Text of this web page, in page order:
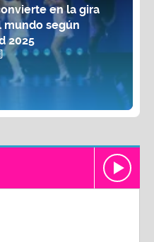
en la gira
mundo según
2025